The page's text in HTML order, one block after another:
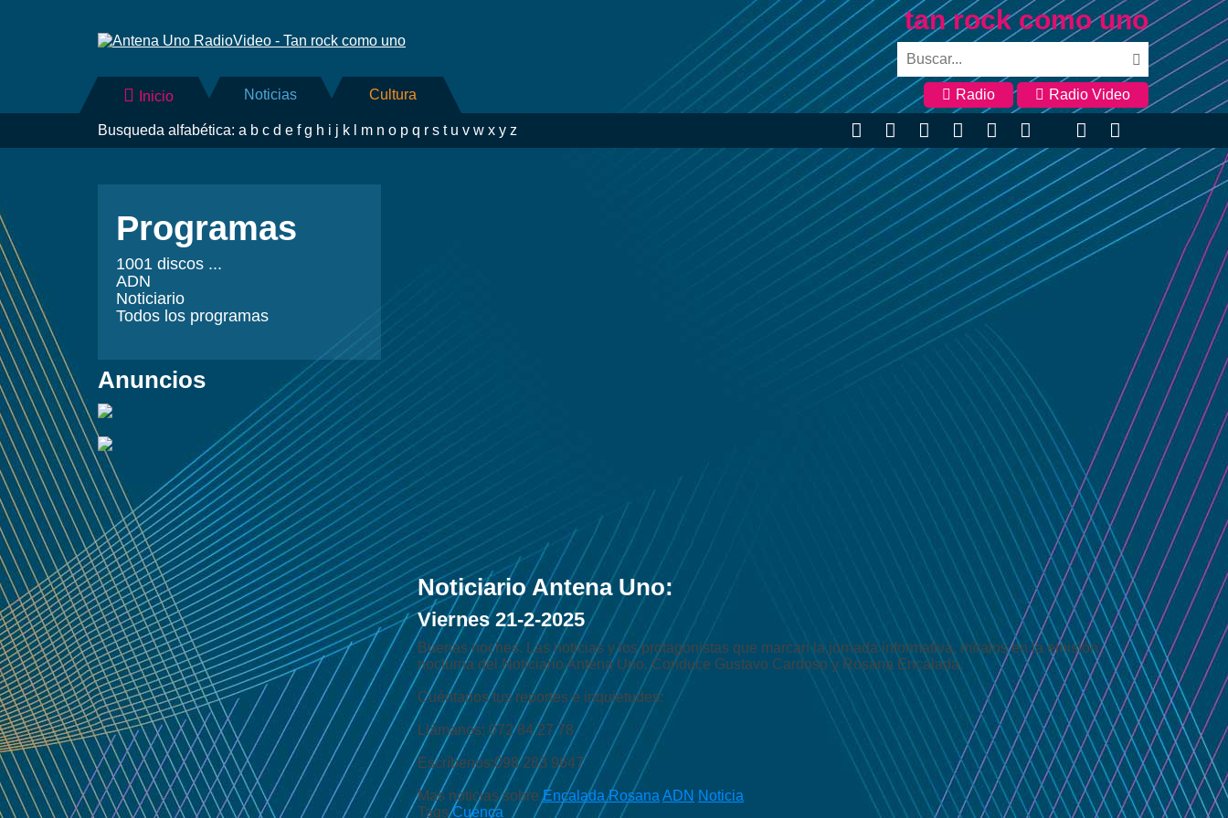
tan rock como uno
Inicio Noticias Cultura Radio Radio Video
Busqueda alfabética: a b c d e f g h i j k m n o p q r s t u v w x y z
Programas
1001 discos ...
ADN
Noticiario
Todos los programas
Anuncios
Noticiario Antena Uno:
Viernes 21-2-2025
Buenas noches. Las noticias y los protagonistas que marcan la jornada informativa, míralos en la emisión
nocturna del Noticiario Antena Uno. Conduce Gustavo Cardoso y Rosana Encalada.
Cuéntanos tus reportes e inquietudes:
Llámanos: 072 84 27 78
Escríbenos:098 283 9647
Mas noticias sobreEncalada Rosana ADN Noticia
Tags Cuenca